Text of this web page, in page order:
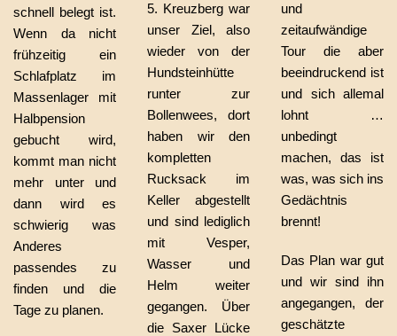
schnell belegt ist.
Wenn da nicht
frühzeitig ein
Schlafplatz im
Massenlager mit
Halbpension
gebucht wird,
kommt man nicht
mehr unter und
dann wird es
schwierig was
Anderes
passendes zu
finden und die
Tage zu planen.
5. Kreuzberg war
unser Ziel, also
wieder von der
Hundsteinhütte
runter zur
Bollenwees, dort
haben wir den
kompletten
Rucksack im
Keller abgestellt
und sind lediglich
mit Vesper,
Wasser und
Helm weiter
gegangen. Über
die Saxer Lücke
und
zeitaufwändige
Tour die aber
beeindruckend ist
und sich allemal
lohnt …
unbedingt
machen, das ist
was, was sich ins
Gedächtnis
brennt!
Das Plan war gut
und wir sind ihn
angegangen, der
geschätzte